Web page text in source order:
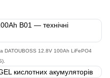
DATOUBOSS 12.8V 100Ah LiFePO4